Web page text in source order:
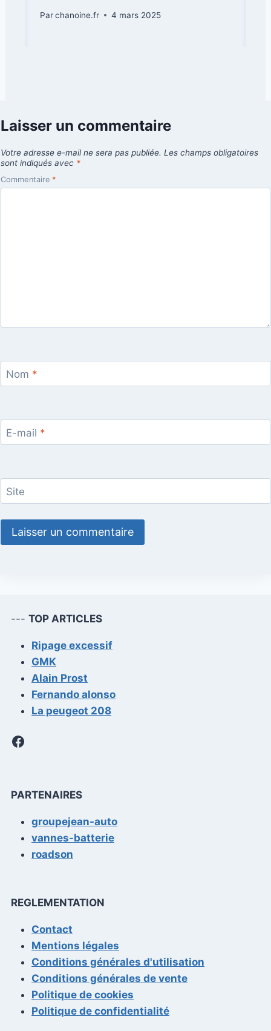
Parchanoine.fr 4 mars 2025
Laisser un commentaire
Votre adresse e-mail ne sera pas publiée. Les champs obligatoires
sont indiqués avec *
Commentaire *
Nom *
E-mail *
Site
--- TOP ARTICLES
Ripage excessif
GMK
Alain Prost
Fernando alonso
La peugeot 208
Facebook
PARTENAIRES
groupejean-auto
vannes-batterie
roadson
REGLEMENTATION
Contact
Mentions légales
Conditions générales d'utilisation
Conditions générales de vente
Politique de cookies
Politique de confidentialité